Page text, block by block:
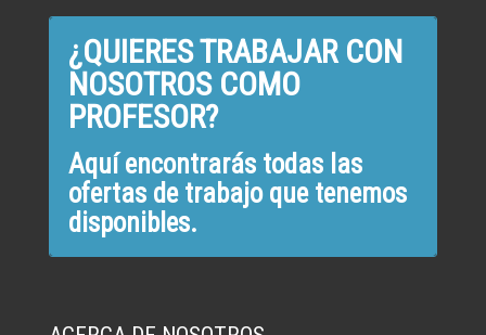
¿QUIERES TRABAJAR CON
NOSOTROS COMO
PROFESOR?
Aquí encontrarás todas las
ofertas de trabajo que tenemos
disponibles.